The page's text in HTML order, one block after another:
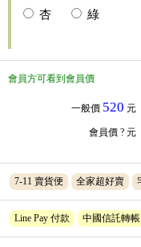
杏
綠
會員方可看到會員價
一般價 520 元
會員價 ? 元
7-11 賣貨便 全家超好賣
Line Pay 付款 中國信託轉帳